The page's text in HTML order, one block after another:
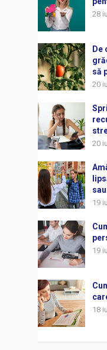
28
De
să
20
20
19
19
18